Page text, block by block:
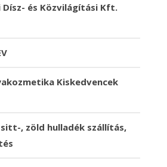
Dísz- és Közvilágítási Kft.
Kiskedvencek
sitt-, zöld hulladék szállítás,